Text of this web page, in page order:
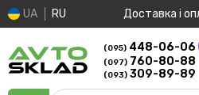
UA RU Доставка і
(095) 448-06-06
(097) 760-80-88
(093) 309-89-89